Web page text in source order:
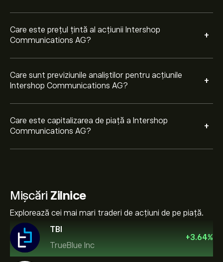
Care este prețul țintă al acțiunii Intershop
Communications AG?
+
Care sunt previziunile analiștilor pentru acțiunile
Intershop Communications AG?
+
Care este capitalizarea de piață a Intershop
Communications AG?
+
Mișcări Zilnice
Explorează cei mai mari traderi de acțiuni de pe piață.
TBI
TrueBlue Inc
+3.64%